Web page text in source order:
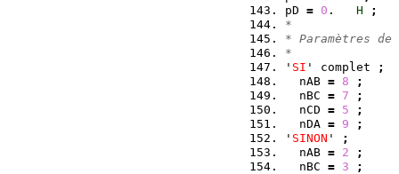
pD = 0 . H
;
*
* Paramètres
*
' SI ' complet
;
  nAB
= 8
;
  nBC
= 7
;
  nCD
= 5
;
  nDA
= 9
;
' SINON '
;
  nAB
= 2
;
  nBC
= 3
;